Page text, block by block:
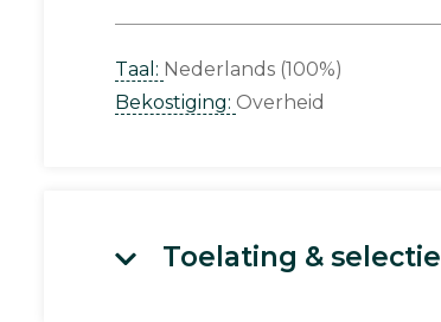
Taal: Nederlands (100%)
Bekostiging: Overheid
Toelating & selectie